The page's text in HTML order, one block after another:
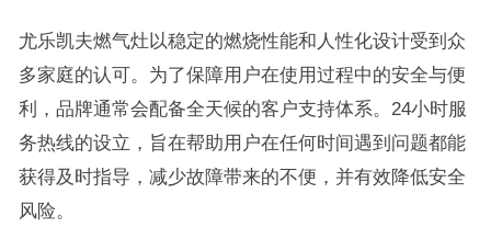
尤乐凯夫燃气灶以稳定的燃烧性能和人性化设计受到众
多家庭的认可。为了保障用户在使用过程中的安全与便
利，品牌通常会配备全天候的客户支持体系。24小时服
务热线的设立，旨在帮助用户在任何时间遇到问题都能
获得及时指导，减少故障带来的不便，并有效降低安全
风险。